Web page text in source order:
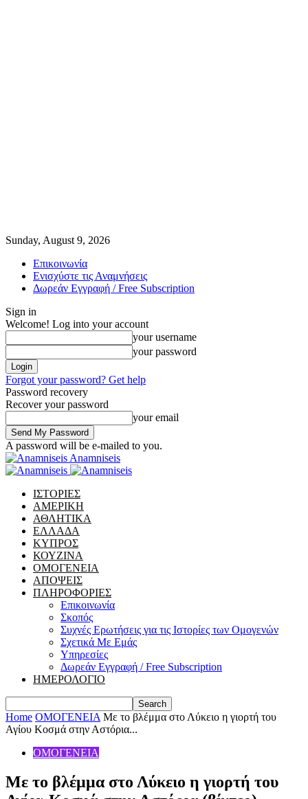
Sunday, August 9, 2026
Επικοινωνία
Ενισχύστε τις Αναμνήσεις
Δωρεάν Εγγραφή / Free Subscription
Sign in
Welcome! Log into your account
your username
your password
Forgot your password? Get help
Password recovery
Recover your password
your email
A password will be e-mailed to you.
Anamniseis
ΙΣΤΟΡΙΕΣ
ΑΜΕΡΙΚΗ
ΑΘΛΗΤΙΚΑ
ΕΛΛΑΔΑ
ΚΥΠΡΟΣ
ΚΟΥΖΙΝΑ
ΟΜΟΓΕΝΕΙΑ
ΑΠΟΨΕΙΣ
ΠΛΗΡΟΦΟΡΙΕΣ
Επικοινωνία
Σκοπός
Συχνές Ερωτήσεις για τις Ιστορίες των Ομογενών
Σχετικά Με Εμάς
Υπηρεσίες
Δωρεάν Εγγραφή / Free Subscription
ΗΜΕΡΟΛΟΓΙΟ
Home ΟΜΟΓΕΝΕΙΑ Με το βλέμμα στο Λύκειο η γιορτή του
Αγίου Κοσμά στην Αστόρια...
ΟΜΟΓΕΝΕΙΑ
Με το βλέμμα στο Λύκειο η γιορτή του